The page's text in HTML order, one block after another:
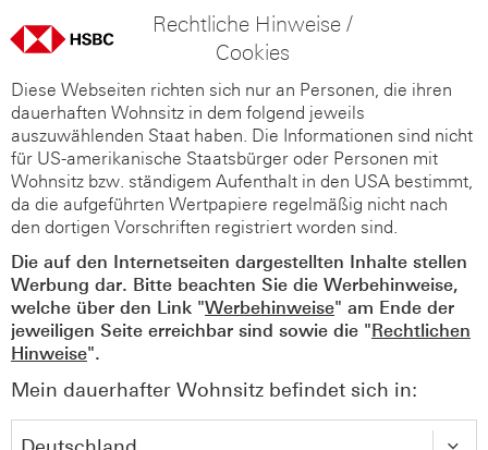
Rechtliche Hinweise /
Cookies
Diese Webseiten richten sich nur an Personen, die ihren
dauerhaften Wohnsitz in dem folgend jeweils
auszuwählenden Staat haben. Die Informationen sind nicht
für US-amerikanische Staatsbürger oder Personen mit
Wohnsitz bzw. ständigem Aufenthalt in den USA bestimmt,
da die aufgeführten Wertpapiere regelmäßig nicht nach
den dortigen Vorschriften registriert worden sind.
Die auf den Internetseiten dargestellten Inhalte stellen
Werbung dar. Bitte beachten Sie die Werbehinweise,
welche über den Link "Werbehinweise" am Ende der
jeweiligen Seite erreichbar sind sowie die "Rechtlichen
Hinweise".
Mein dauerhafter Wohnsitz befindet sich in: